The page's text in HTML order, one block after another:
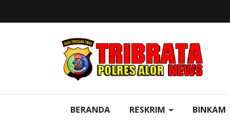
BERANDA RESKRIM BINKAM